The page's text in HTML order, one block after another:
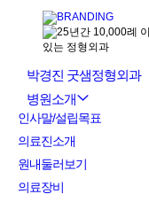
박경진 굿샘정형외과
병원소개
인사말/설립목표
의료진소개
원내둘러보기
의료장비